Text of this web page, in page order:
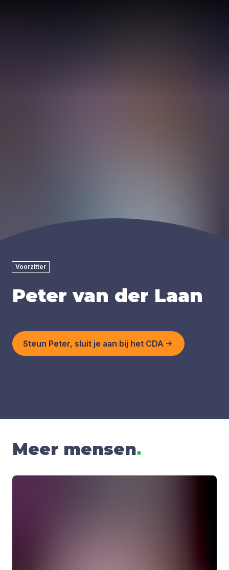
Voorzitter
Peter van der Laan
Steun Peter, sluit je aan bij het CDA
Meer mensen.